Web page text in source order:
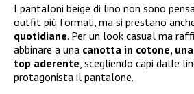
I pantaloni beige di lino non sono
outfit più formali, ma si prestano
quotidiane. Per un look casual ma
abbinare a una canotta in cotone,
top aderente , scegliendo capi dalle
protagonista il pantalone.